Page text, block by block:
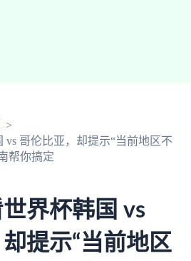
vs 哥伦比亚，却提示“当前地区不
帮你搞定
界杯韩国 vs
提示“当前地区